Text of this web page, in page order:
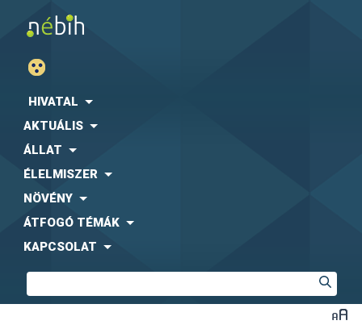
HIVATAL
AKTUÁLIS
ÁLLAT
ÉLELMISZER
NÖVÉNY
ÁTFOGÓ TÉMÁK
KAPCSOLAT